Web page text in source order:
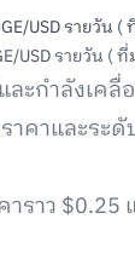
USD รายวัน ( ที่
ะกำลังเค
าและระดั
ราว